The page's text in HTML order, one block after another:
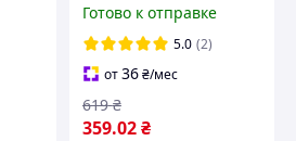
корректирующим
утягивающим поясом
шорты с утяжкой
корсетным поясом на
крючках Черный M
Готово к отправке
5.0 (2)
от36₴/мес
359.02₴
619 ₴